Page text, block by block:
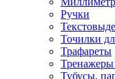
Ручки
Точилки
Трафареты
Тренажеры
Тубусы,